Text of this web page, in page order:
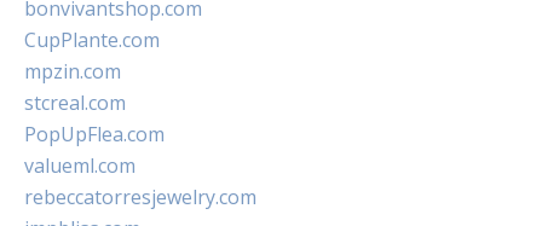
bonvivantshop.com
CupPlante.com
mpzin.com
stcreal.com
PopUpFlea.com
valueml.com
rebeccatorresjewelry.com